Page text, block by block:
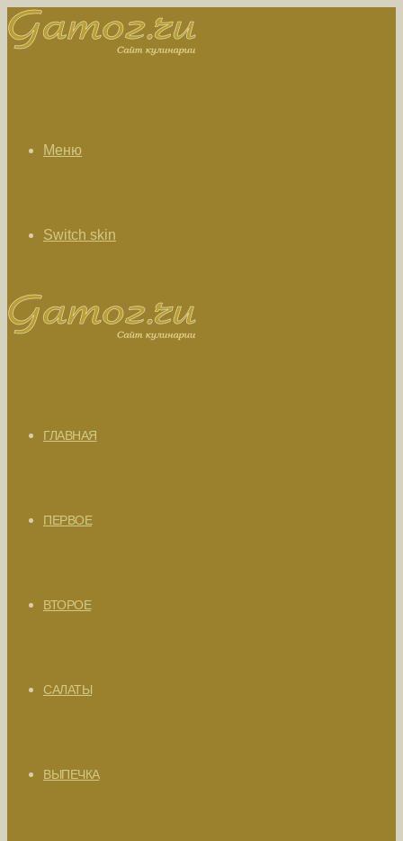
Меню
Switch skin
ГЛАВНАЯ
ПЕРВОЕ
ВТОРОЕ
САЛАТЫ
ВЫПЕЧКА